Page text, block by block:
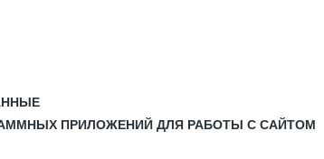
ПРИЛОЖЕНИЙ ДЛЯ РАБОТЫ С САЙТОМ